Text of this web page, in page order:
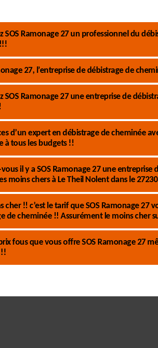
SOS Ramonage 27 un professionnel du
27, l’entreprise de débistrage de
SOS Ramonage 27 une entreprise de
d’un expert en débistrage de cheminée
à tous les budgets !!
vous il y a SOS Ramonage 27 une
moins chers à Le Theil Nolent dans le
cher !! c’est le tarif que SOS Ramonage 27
de cheminée !! Assurément le moins cher
fous que vous offre SOS Ramonage 27